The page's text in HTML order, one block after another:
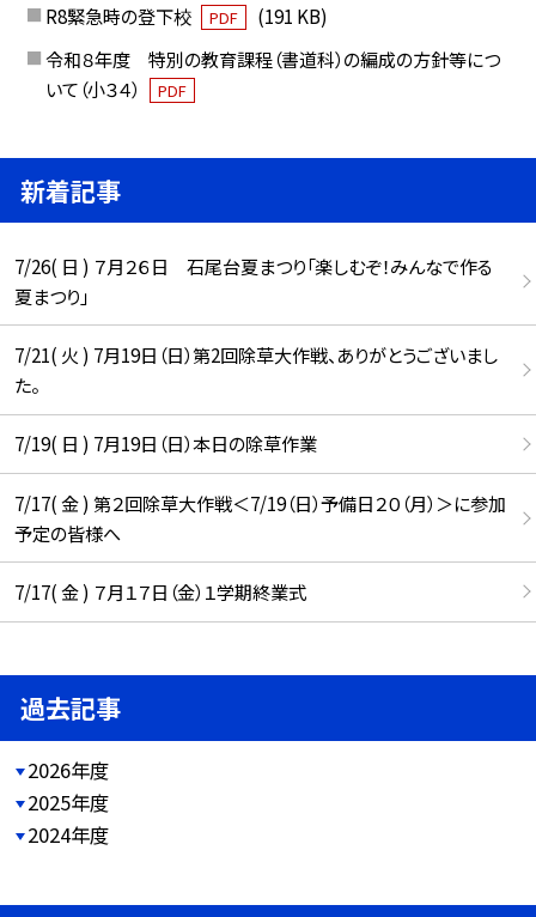
R8緊急時の登下校
PDF
(191 KB)
令和８年度 特別の教育課程（書道科）の編成の方針等につ
いて（小３４）
PDF
新着記事
7/26( 日 ) ７月２６日 石尾台夏まつり「楽しむぞ！みんなで作る
夏まつり」
7/21( 火 ) 7月19日（日）第2回除草大作戦、ありがとうございまし
た。
7/19( 日 ) 7月19日（日）本日の除草作業
7/17( 金 ) 第２回除草大作戦＜7/19（日）予備日２０（月）＞に参加
予定の皆様へ
7/17( 金 ) ７月１７日（金）１学期終業式
過去記事
2026年度
2025年度
2024年度